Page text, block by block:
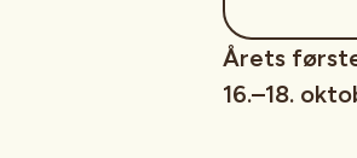
Årets
16.–18.